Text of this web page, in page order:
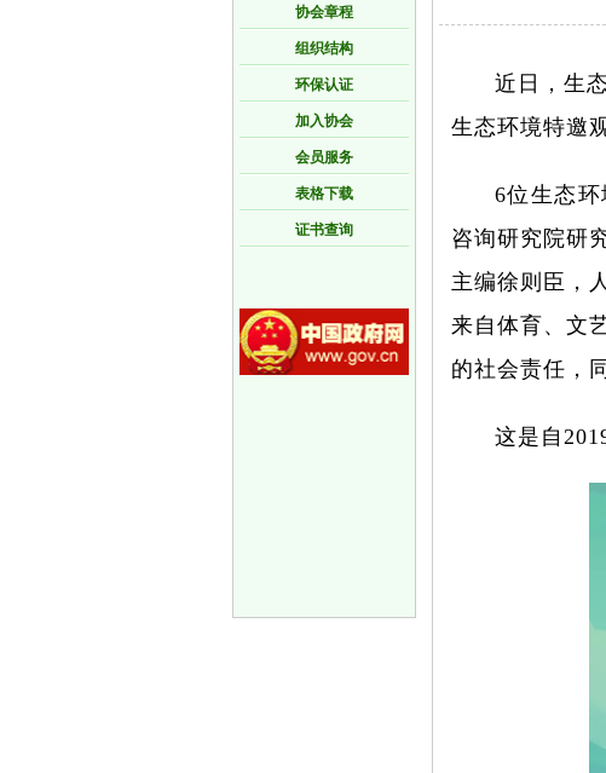
协会章程
组织结构
环保认证
加入协会
会员服务
表格下载
证书查询
近日，生
生态环境特邀
6位生态
咨询研究院研
主编徐则臣，
来自体育、文
的社会责任，
这是自